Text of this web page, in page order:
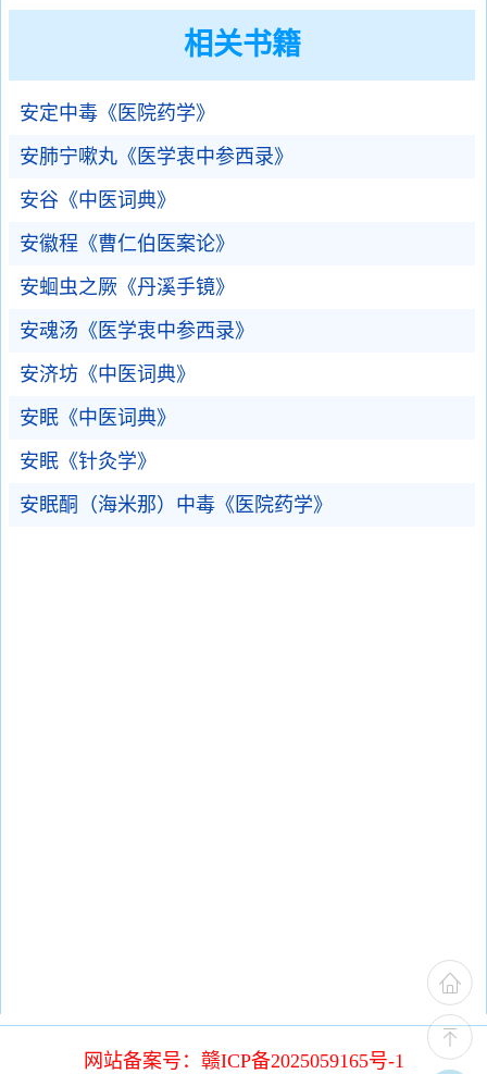
相关书籍
安定中毒《医院药学》
安肺宁嗽丸《医学衷中参西录》
安谷《中医词典》
安徽程《曹仁伯医案论》
安蛔虫之厥《丹溪手镜》
安魂汤《医学衷中参西录》
安济坊《中医词典》
安眠《中医词典》
安眠《针灸学》
安眠酮（海米那）中毒《医院药学》
网站备案号：赣ICP备2025059165号-1